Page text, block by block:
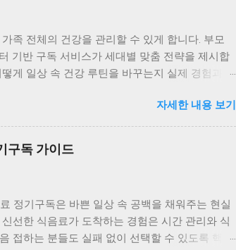
도 유용합니다. 실제로 일부 병원에서는 가족 단
집도 가족 건강 점수를 공유하면서 서로의 변화
문가들이 말하는 ‘예방 중심’의 전환 의학계는 가
족 전체의 건강을 관리할 수 있게 합니다. 부모
기반 구독 서비스가 세대별 맞춤 전략을 제시합
게 일상 속 건강 루틴을 바꾸는지 실제 경험과 함
성장과 수면이 핵심이죠. 예전엔 이런 차이를
건강 패턴을 분석해줍니다. 저도 가족 모두가
습니다. 덕분에 “누가 더 걸었나?” 같은 대화가
부모님 세대에게 구독형 웰니스는 ‘예방 중심
스로 조정할 수 있는 여유가 생겼습니다. 30~40
는 30~40대는 스트레스와 피로가 가장 큰 건강
레스 지수를 계산하고, 피로 누적을 예측합니다.
자세한 내용 보기
구독 가이드
정기구독은 바쁜 일상 속 공백을 채워주는 현실
선한 식음료가 도착하는 경험은 시간 관리와 식
접하는 분들도 실패 없이 선택할 수 있도록 핵심